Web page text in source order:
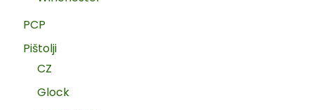
PCP
Pištolji
CZ
Glock